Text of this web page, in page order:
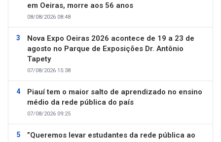
em Oeiras, morre aos 56 anos
08/08/2026 08:48
Nova Expo Oeiras 2026 acontece de 19 a 23 de
agosto no Parque de Exposições Dr. Antônio
Tapety
07/08/2026 15:38
Piauí tem o maior salto de aprendizado no ensino
médio da rede pública do país
07/08/2026 09:25
”Queremos levar estudantes da rede pública ao